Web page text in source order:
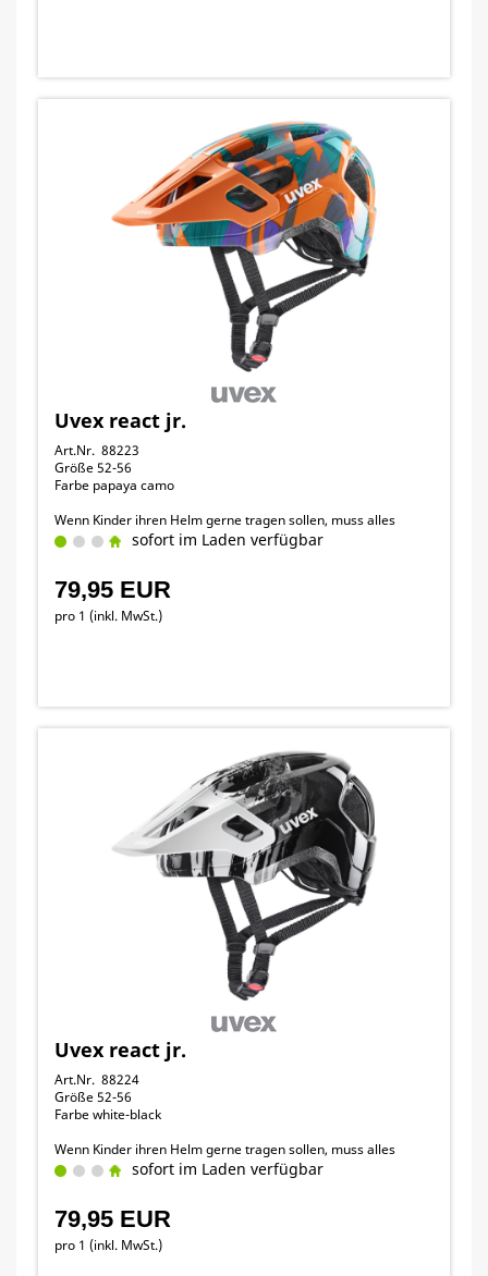
Uvex react jr.
Art.Nr. 88223
Größe 52-56
Farbe papaya camo
Wenn Kinder ihren Helm gerne tragen sollen, muss alles
stimmen: Sitz, Funktionalität und Look.
sofort im Laden verfügbar
79,95 EUR
pro 1 (inkl. MwSt.)
Uvex react jr.
Art.Nr. 88224
Größe 52-56
Farbe white-black
Wenn Kinder ihren Helm gerne tragen sollen, muss alles
stimmen: Sitz, Funktionalität und Look.
sofort im Laden verfügbar
79,95 EUR
pro 1 (inkl. MwSt.)